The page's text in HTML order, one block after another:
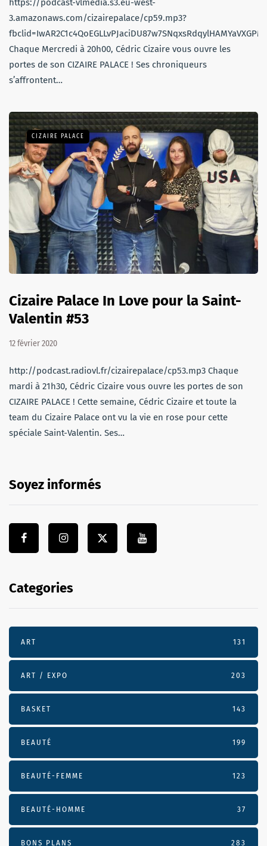
3.amazonaws.com/cizairepalace/cp59.mp3?
Chaque Mercredi à 20h00, Cédric Cizaire vous ouvre les
portes de son CIZAIRE PALACE ! Ses chroniqueurs
s’affrontent…
CIZAIRE PALACE
Cizaire Palace In Love pour la Saint-
Valentin #53
12 février 2020
http://podcast.radiovl.fr/cizairepalace/cp53.mp3 Chaque
mardi à 21h30, Cédric Cizaire vous ouvre les portes de son
CIZAIRE PALACE ! Cette semaine, Cédric Cizaire et toute la
team du Cizaire Palace ont vu la vie en rose pour cette
spéciale Saint-Valentin. Ses…
Soyez informés
Categories
ART 131
ART / EXPO 203
BASKET 143
BEAUTÉ 199
BEAUTÉ-FEMME 123
BEAUTÉ-HOMME 37
BONS PLANS 283